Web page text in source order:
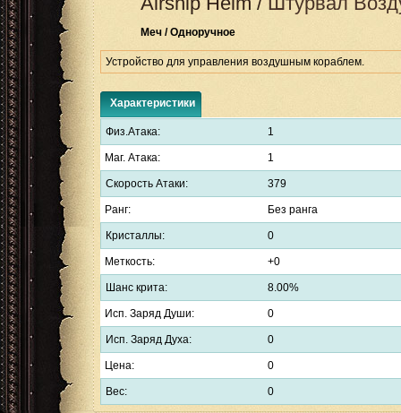
Меч / Одноручное
Устройство для управления воздушным кораблем.
Характеристики
Физ.Атака: 1
Маг. Атака: 1
Скорость Атаки: 379
Ранг: Без ранга
Кристаллы: 0
Меткость: +0
Шанс крита: 8.00%
Исп. Заряд Души: 0
Исп. Заряд Духа: 0
Цена: 0
Вес: 0